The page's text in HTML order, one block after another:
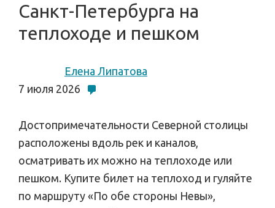
Санкт-Петербурга на
теплоходе и пешком
Елена Липатова
7 июля 2026
Достопримечательности Северной столицы
расположены вдоль рек и каналов,
осматривать их можно на теплоходе или
пешком. Купите билет на теплоход и гуляйте
по маршруту «По обе стороны Невы»,